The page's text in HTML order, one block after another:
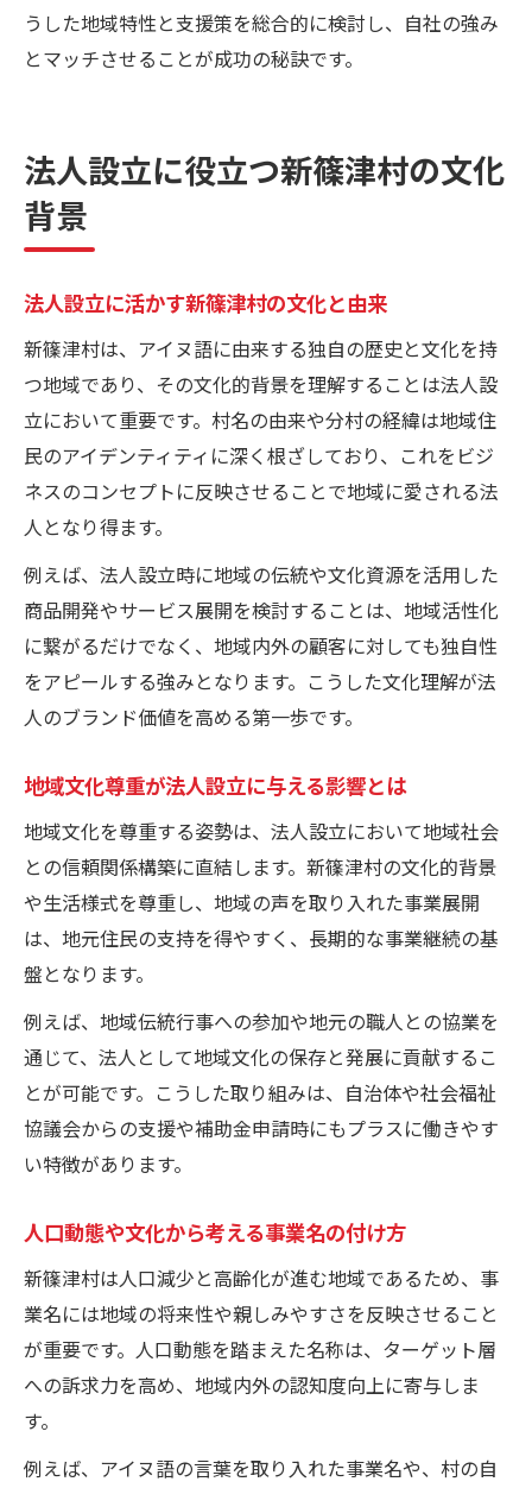
うした地域特性と支援策を総合的に検討し、自社の強み
とマッチさせることが成功の秘訣です。
法人設立に役立つ新篠津村の文化
背景
法人設立に活かす新篠津村の文化と由来
新篠津村は、アイヌ語に由来する独自の歴史と文化を持
つ地域であり、その文化的背景を理解することは法人設
立において重要です。村名の由来や分村の経緯は地域住
民のアイデンティティに深く根ざしており、これをビジ
ネスのコンセプトに反映させることで地域に愛される法
人となり得ます。
例えば、法人設立時に地域の伝統や文化資源を活用した
商品開発やサービス展開を検討することは、地域活性化
に繋がるだけでなく、地域内外の顧客に対しても独自性
をアピールする強みとなります。こうした文化理解が法
人のブランド価値を高める第一歩です。
地域文化尊重が法人設立に与える影響とは
地域文化を尊重する姿勢は、法人設立において地域社会
との信頼関係構築に直結します。新篠津村の文化的背景
や生活様式を尊重し、地域の声を取り入れた事業展開
は、地元住民の支持を得やすく、長期的な事業継続の基
盤となります。
例えば、地域伝統行事への参加や地元の職人との協業を
通じて、法人として地域文化の保存と発展に貢献するこ
とが可能です。こうした取り組みは、自治体や社会福祉
協議会からの支援や補助金申請時にもプラスに働きやす
い特徴があります。
人口動態や文化から考える事業名の付け方
新篠津村は人口減少と高齢化が進む地域であるため、事
業名には地域の将来性や親しみやすさを反映させること
が重要です。人口動態を踏まえた名称は、ターゲット層
への訴求力を高め、地域内外の認知度向上に寄与しま
す。
例えば、アイヌ語の言葉を取り入れた事業名や、村の自